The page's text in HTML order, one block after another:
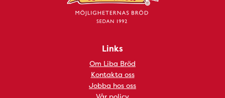
Links
Om Liba Bröd
Kontakta oss
Jobba hos oss